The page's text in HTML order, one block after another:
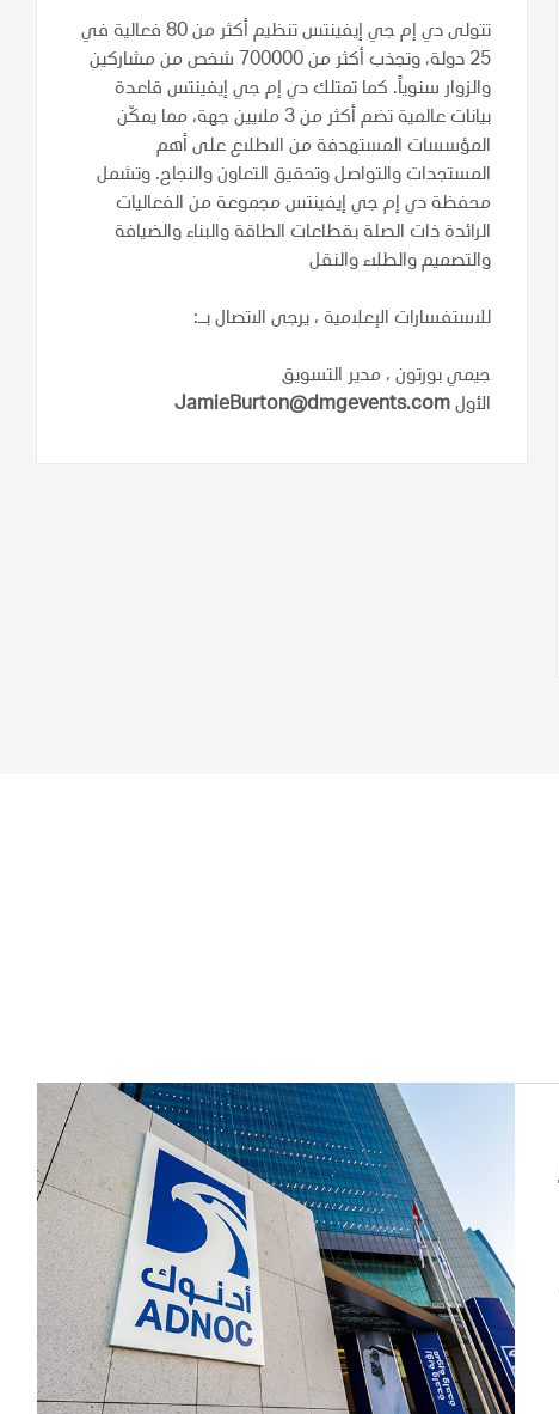
تتولى دي إم جي إيفينتس تنظيم أكثر من 80 فعالية في
25 دولة، وتجذب أكثر من 700000 شخص من مشاركين
والزوار سنوياً. كما تمتلك دي إم جي إيفينتس قاعدة
بيانات عالمية تضم أكثر من 3 ملايين جهة، مما يمكّن
المؤسسات المستهدفة من الاطلاع على أهم
المستجدات والتواصل وتحقيق التعاون والنجاح. وتشمل
محفظة دي إم جي إيفينتس مجموعة من الفعاليات
الرائدة ذات الصلة بقطاعات الطاقة والبناء والضيافة
والتصميم والطلاء والنقل
للاستفسارات الإعلامية ، يرجى الاتصال بـ:
جيمي بورتون ، مدير التسويق
الأول JamieBurton@dmgevents.com